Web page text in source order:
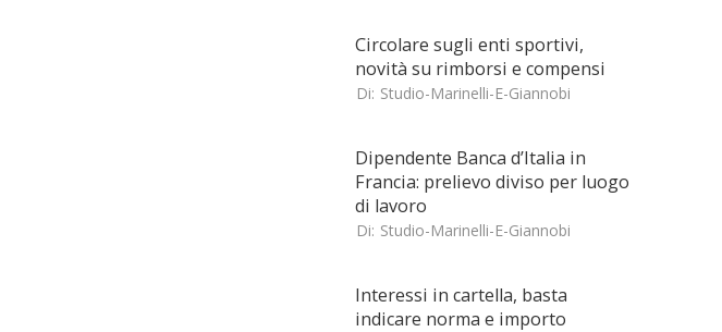
Circolare sugli enti sportivi,
novità su rimborsi e compensi
Di: Studio-Marinelli-E-Giannobi
Dipendente Banca d’Italia in
Francia: prelievo diviso per luogo
di lavoro
Di: Studio-Marinelli-E-Giannobi
Interessi in cartella, basta
indicare norma e importo